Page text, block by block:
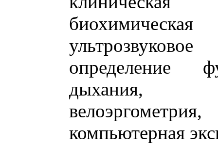
определение
дыхания,
компьютерная